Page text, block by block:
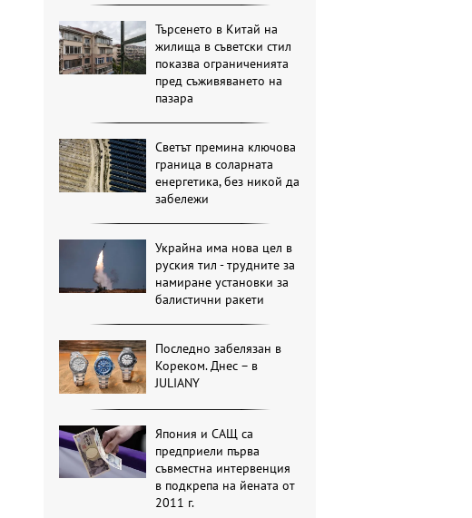
Търсенето в Китай на
жилища в съветски стил
показва ограниченията
пред съживяването на
пазара
Светът премина ключова
граница в соларната
енергетика, без никой да
забележи
Украйна има нова цел в
руския тил - трудните за
намиране установки за
балистични ракети
Последно забелязан в
Кореком. Днес – в
JULIANY
Япония и САЩ са
предприели първа
съвместна интервенция
в подкрепа на йената от
2011 г.